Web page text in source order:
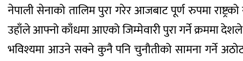
नेपाली सेनाको तालिम पुरा गरेर आजबाट पूर्ण रुपमा राष्ट्रको
उहाँले आफ्नो काँधमा आएको जिम्मेवारी पुरा गर्ने क्रममा
भविश्यमा आउने सक्ने कुनै पनि चुनौतीको सामना गर्ने अठोट